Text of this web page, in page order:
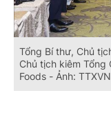
Tổng Bí thư, Chủ
Chủ tịch kiêm Tổng
Foods - Ảnh: TTXVN